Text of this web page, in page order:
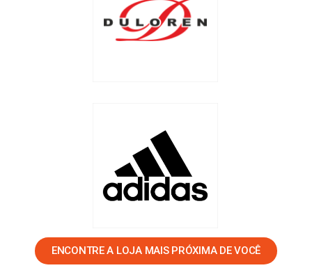
ENCONTRE A LOJA MAIS PRÓXIMA DE VOCÊ